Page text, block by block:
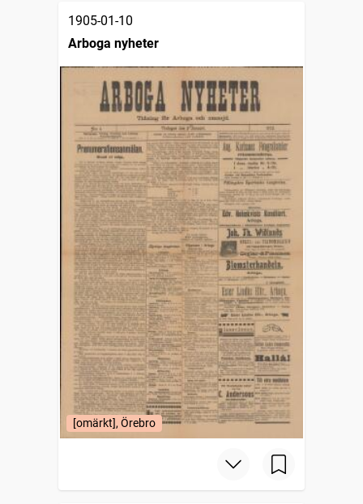
1905-01-10
Arboga nyheter
[omärkt], Örebro